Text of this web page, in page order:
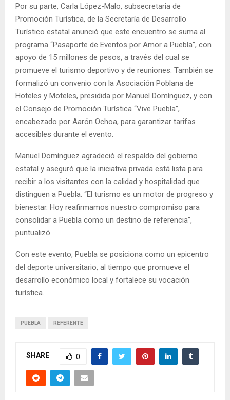
Por su parte, Carla López-Malo, subsecretaria de
Promoción Turística, de la Secretaría de Desarrollo
Turístico estatal anunció que este encuentro se suma al
programa “Pasaporte de Eventos por Amor a Puebla”, con
apoyo de 15 millones de pesos, a través del cual se
promueve el turismo deportivo y de reuniones. También se
formalizó un convenio con la Asociación Poblana de
Hoteles y Moteles, presidida por Manuel Domínguez, y con
el Consejo de Promoción Turística “Vive Puebla”,
encabezado por Aarón Ochoa, para garantizar tarifas
accesibles durante el evento.
Manuel Domínguez agradeció el respaldo del gobierno
estatal y aseguró que la iniciativa privada está lista para
recibir a los visitantes con la calidad y hospitalidad que
distinguen a Puebla. “El turismo es un motor de progreso y
bienestar. Hoy reafirmamos nuestro compromiso para
consolidar a Puebla como un destino de referencia”,
puntualizó.
Con este evento, Puebla se posiciona como un epicentro
del deporte universitario, al tiempo que promueve el
desarrollo económico local y fortalece su vocación
turística.
PUEBLA REFERENTE
SHARE 0